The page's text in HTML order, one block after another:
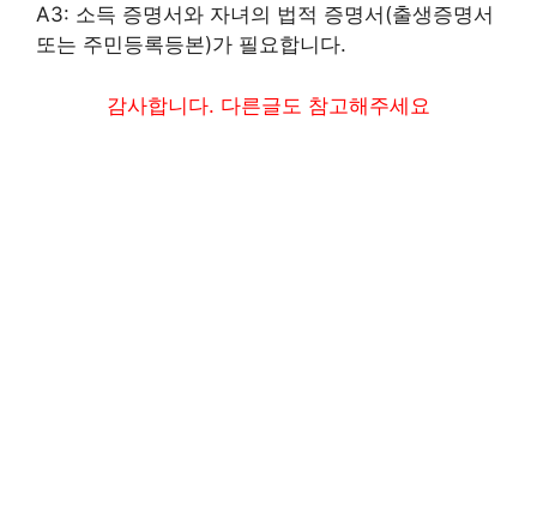
A3: 소득 증명서와 자녀의 법적 증명서(출생증명서
또는 주민등록등본)가 필요합니다.
감사합니다. 다른글도 참고해주세요